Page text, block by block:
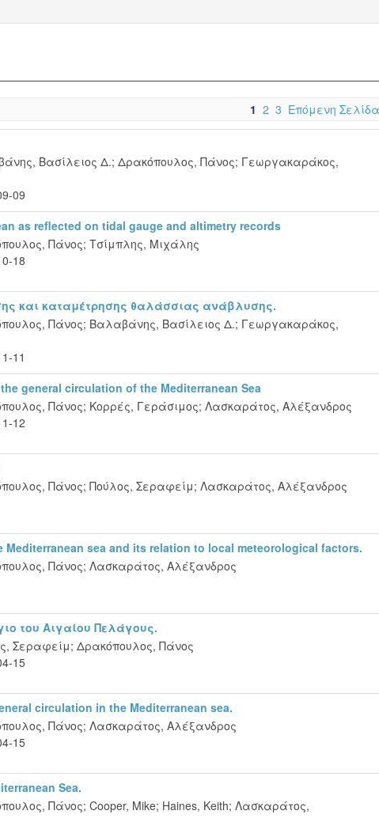
1 2 3 Επόμενη Σελίδα
Βασίλειος Δ.; Δρακόπουλος, Πάνος; Γεωργακαράκος,
09
as reflected on tidal gauge and altimetry records
Πάνος; Τσίμπλης, Μιχάλης
18
και καταμέτρησης θαλάσσιας ανάβλυσης.
Πάνος; Βαλαβάνης, Βασίλειος Δ.; Γεωργακαράκος,
11
general circulation of the Mediterranean Sea
Πάνος; Κορρές, Γεράσιμος; Λασκαράτος, Αλέξανδρος
12
Πάνος; Πούλος, Σεραφείμ; Λασκαράτος, Αλέξανδρος
sea and its relation to local meteorological factors.
Πάνος; Λασκαράτος, Αλέξανδρος
του Αιγαίου Πελάγους.
Σεραφείμ; Δρακόπουλος, Πάνος
15
circulation in the Mediterranean sea.
Πάνος; Λασκαράτος, Αλέξανδρος
15
Sea.
Πάνος; Cooper, Mike; Haines, Keith; Λασκαράτος,